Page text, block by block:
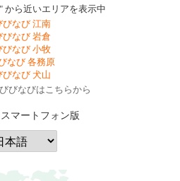
から近いエリアを表示中
びなび 江南
びなび 岩倉
びなび 小牧
なび 各務原
びなび 犬山
びなびはこちらから
スマートフォン版